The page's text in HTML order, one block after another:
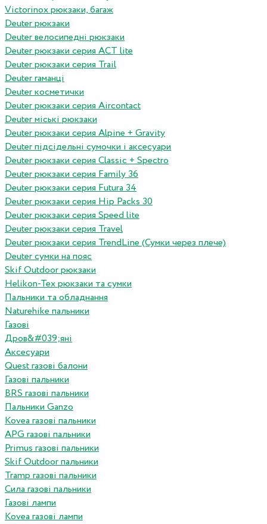
Victorinox рюкзаки, багаж
Deuter рюкзаки
Deuter велосипедні рюкзаки
Deuter рюкзаки серия ACT lite
Deuter рюкзаки серия Trail
Deuter гаманці
Deuter косметички
Deuter рюкзаки серия Aircontact
Deuter міські рюкзаки
Deuter рюкзаки серия Alpine + Gravity
Deuter підсідельні сумочки і аксесуари
Deuter рюкзаки серия Classic + Spectro
Deuter рюкзаки серия Family 36
Deuter рюкзаки серия Futura 34
Deuter рюкзаки серия Hip Packs 30
Deuter рюкзаки серия Speed lite
Deuter рюкзаки серия Travel
Deuter рюкзаки серия TrendLine (Сумки через плече)
Deuter сумки на пояс
Skif Outdoor рюкзаки
Helikon-Tex рюкзаки та сумки
Пальники та обладнання
Naturehike пальники
Газові
Дров&#039;яні
Аксесуари
Quest газові балони
Газові пальники
BRS газові пальники
Пальники Ganzo
Kovea газові пальники
APG газові пальники
Primus газові пальники
Skif Outdoor пальники
Tramp газові пальники
Сила газові пальники
Газові лампи
Kovea газові лампи